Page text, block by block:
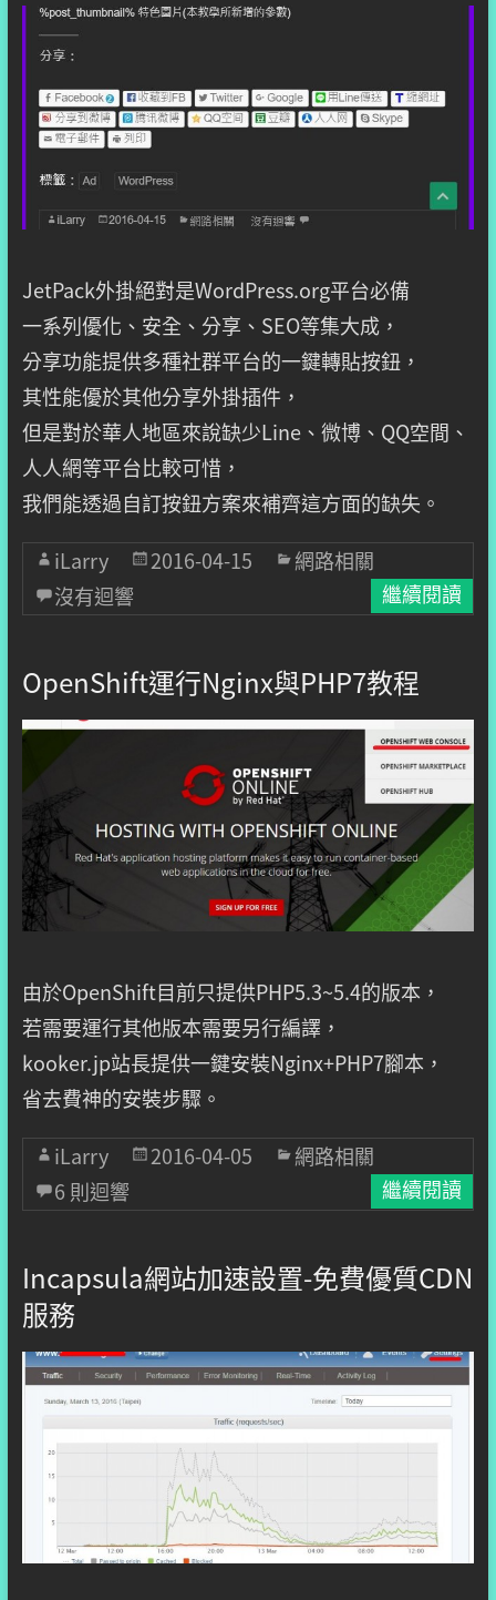
JetPack外掛絕對是WordPress.org平台必備
一系列優化、安全、分享、SEO等集大成，
分享功能提供多種社群平台的一鍵轉貼按鈕，
其性能優於其他分享外掛插件，
但是對於華人地區來說缺少Line、微博、QQ空間、
人人網等平台比較可惜，
我們能透過自訂按鈕方案來補齊這方面的缺失。
iLarry
2016-04-15
網路相關
沒有迴響
繼續閱讀
OpenShift運行Nginx與PHP7教程
由於OpenShift目前只提供PHP5.3~5.4的版本，
若需要運行其他版本需要另行編譯，
kooker.jp站長提供一鍵安裝Nginx+PHP7腳本，
省去費神的安裝步驟。
iLarry
2016-04-05
網路相關
6 則迴響
繼續閱讀
Incapsula網站加速設置-免費優質CDN
服務